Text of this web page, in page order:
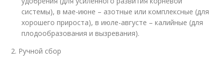
системы), в мае-июне – азотные или комплексные (для
хорошего прироста), в июле-августе – калийные (для
плодообразования и вызревания).
2. Ручной сбор